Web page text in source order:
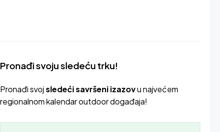
Pronađi svoju sledeću trku!
Pronađi svojsledeći savršeni izazovu najvećem
regionalnom kalendar outdoor događaja!